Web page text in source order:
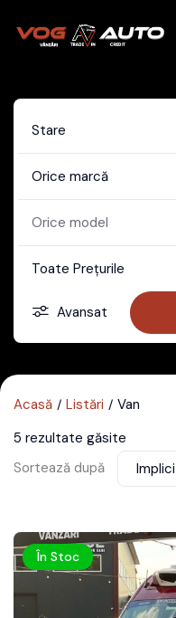
Stare
Orice marcă
Orice model
Toate Prețurile
Avansat
Acasă Listări
Van
5 rezultate găsite
Sortează după
În Stoc